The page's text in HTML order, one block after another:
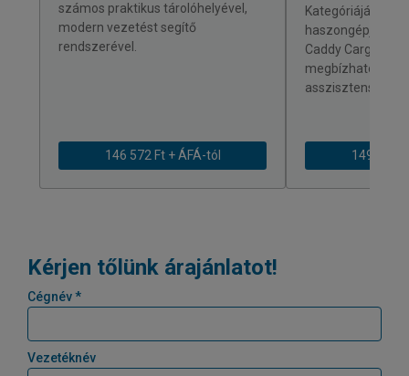
számos praktikus tárolóhelyével,
modern vezetést segítő
rendszerével.
146 572 Ft + ÁFÁ-tól
Kategóriájának
Caddy Cargo
megbízható és
149 589
Kérjen tőlünk árajánlatot!
Cégnév *
Vezetéknév